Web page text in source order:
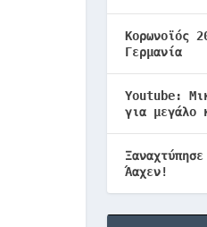
Κορωνοϊός
Γερμανία
Youtube:
για μεγάλο
Άαχεν!